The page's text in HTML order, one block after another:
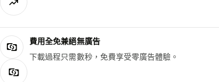
費用全免兼絕無廣告
下載過程只需數秒，免費享受零廣告體驗。